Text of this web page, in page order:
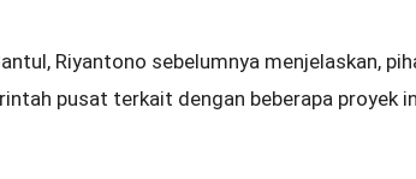
Riyantono sebelumnya menjelaskan,
pusat terkait dengan beberapa proyek